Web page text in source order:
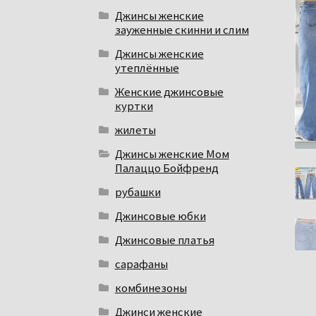
Джинсы женские
зауженные скинни и слим
Джинсы женские
утеплённые
Женские джинсовые
куртки
жилеты
Джинсы женские Мом
Палаццо Бойфренд
рубашки
Джинсовые юбки
Джинсовые платья
сарафаны
комбинезоны
Джинси женские